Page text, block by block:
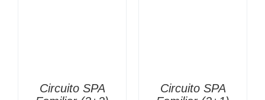
Circuito SPA
Circuito SPA